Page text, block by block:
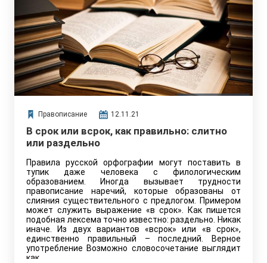
Правописание 12.11.21
В срок или всрок, как правильно: слитно
или раздельно
Правила русской орфографии могут поставить в
тупик даже человека с филологическим
образованием. Иногда вызывает трудности
правописание наречий, которые образованы от
слияния существительного с предлогом. Примером
может служить выражение «в срок». Как пишется
подобная лексема точно известно: раздельно. Никак
иначе. Из двух вариантов «всрок» или «в срок»,
единственно правильный – последний. Верное
употребление Возможно словосочетание выглядит
как…